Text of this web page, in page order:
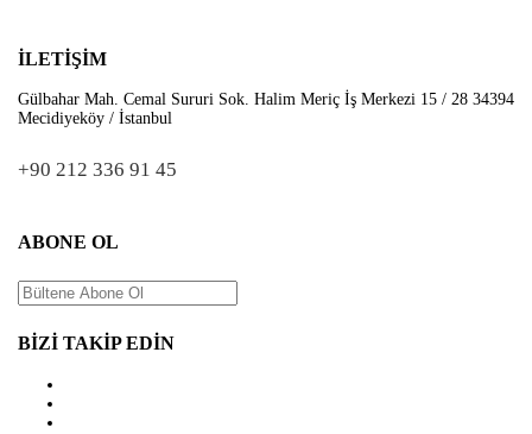
İLETİŞİM
Gülbahar Mah. Cemal Sururi Sok. Halim Meriç İş Merkezi 15 / 28 34394
Mecidiyeköy / İstanbul
+90 212 336 91 45
ABONE OL
BİZİ TAKİP EDİN